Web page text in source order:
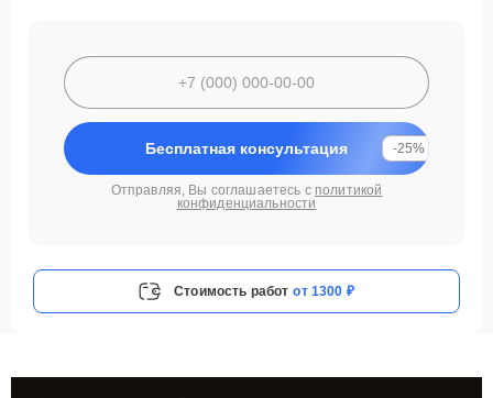
Бесплатная консультация -25%
Отправляя, Вы соглашаетесь с политикой
конфиденциальности
Стоимость работ от 1300 ₽